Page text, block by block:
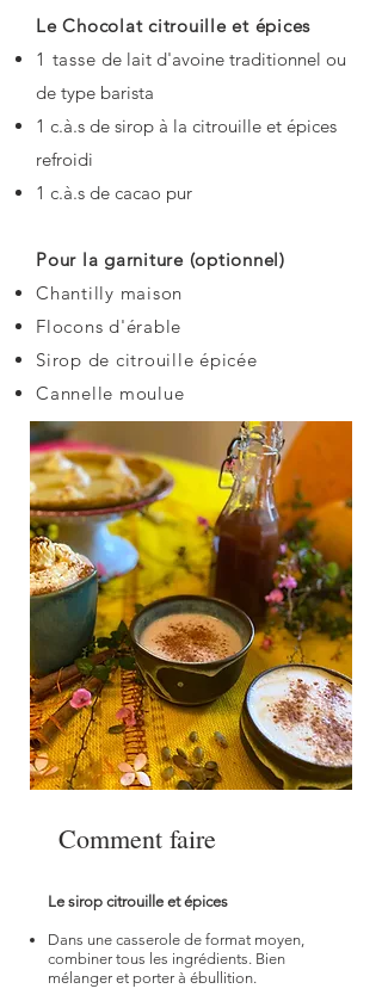
Le Chocolat citrouille et épices
1 tasse de lait d'avoine traditionnel ou
de type barista
1 c.à.s de sirop à la citrouille et épices
refroidi
1 c.à.s de cacao pur
Pour la garniture (optionnel)
Chantilly maison
Flocons d'érable
Sirop de citrouille épicée
Cannelle moulue
Comment faire
Le sirop citrouille et épices
Dans une casserole de format moyen,
combiner tous les ingrédients. Bien
mélanger et porter à ébullition.​